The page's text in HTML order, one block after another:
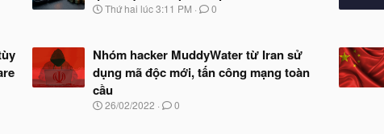
N
b
ắ
t
đ
ầ
Thứ hai lúc 3:11 PM 0
Nhóm hacker MuddyWater từ Iran sử
dụng mã độc mới, tấn công mạng toàn
cầu
N
26/02/2022 0